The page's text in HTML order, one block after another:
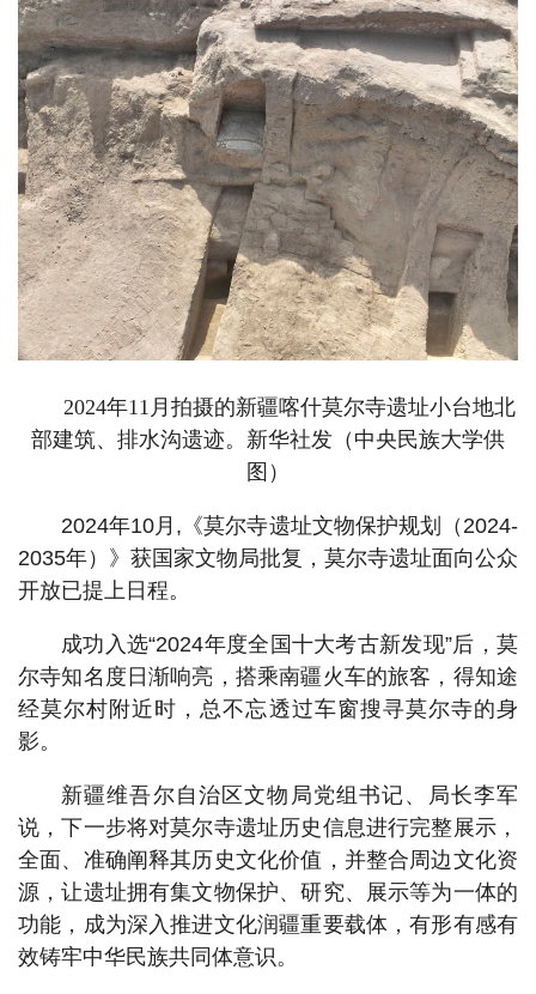
2024年11月拍摄的新疆喀什莫尔寺遗址小台地北
部建筑、排水沟遗迹。新华社发（中央民族大学供
图）
2024年10月,《莫尔寺遗址文物保护规划（2024-
2035年）》获国家文物局批复，莫尔寺遗址面向公众
开放已提上日程。
成功入选“2024年度全国十大考古新发现”后，莫
尔寺知名度日渐响亮，搭乘南疆火车的旅客，得知途
经莫尔村附近时，总不忘透过车窗搜寻莫尔寺的身
影。
新疆维吾尔自治区文物局党组书记、局长李军
说，下一步将对莫尔寺遗址历史信息进行完整展示，
全面、准确阐释其历史文化价值，并整合周边文化资
源，让遗址拥有集文物保护、研究、展示等为一体的
功能，成为深入推进文化润疆重要载体，有形有感有
效铸牢中华民族共同体意识。